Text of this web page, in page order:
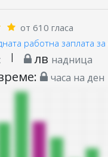
от 610 гласа
работна заплата за
| лв надница
часа на ден